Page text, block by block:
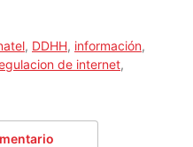
, DDHH, información,
de internet,